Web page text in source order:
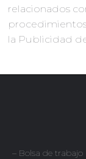
relacionados
la Publicidad
– Bolsa de trabajo